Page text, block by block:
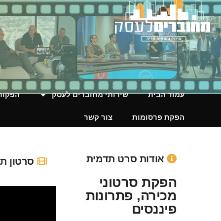
עמוד הבית שירותי מחוברים לעסק
הפקת פרסומות צור קשר
הפקת סרטוני מכירה,
אודות סרט תדמית סרטון
הפקת סרטוני
מכירה, פתרונות
פיננסים